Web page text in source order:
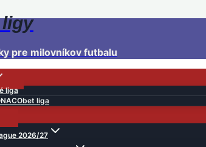
pre milovníkov futbalu
liga
liga
2026/27